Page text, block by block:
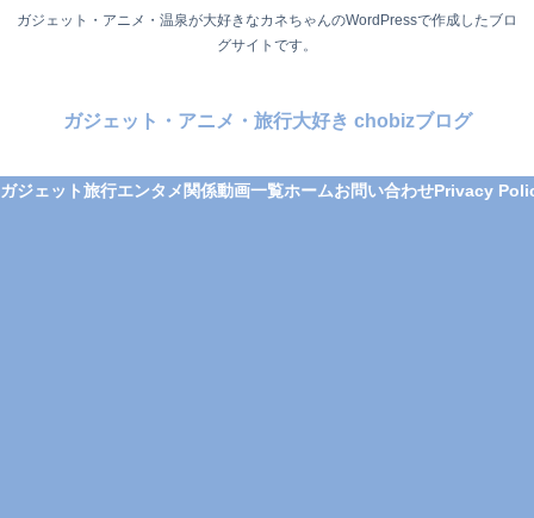
ガジェット・アニメ・温泉が大好きなカネちゃんのWordPressで作成したブロ
グサイトです。
ガジェット・アニメ・旅行大好き chobizブログ
ガジェット旅行エンタメ関係動画一覧ホームお問い合わせPrivacy